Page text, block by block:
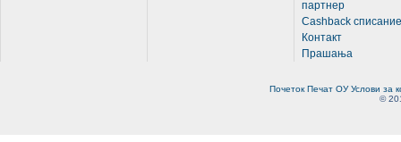
партнер
Cashback списание
Контакт
Прашања
Почеток Печат ОУ Услови за
©